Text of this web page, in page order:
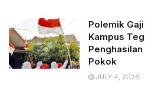
Polemik
Kampus
Penghasilan
Pokok
JULY 4, 2026